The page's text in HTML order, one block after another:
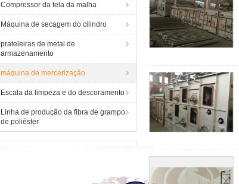
Compressor da tela da malha
Máquina de secagem do cilindro
prateleiras de metal de
armazenamento
máquina de mercerização
Escala da limpeza e do descoramento
Linha de produção da fibra de grampo
de poliéster